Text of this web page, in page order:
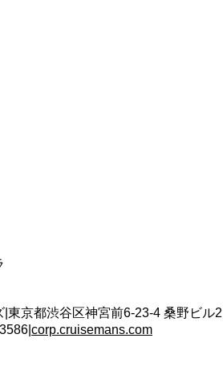
東京都渋谷区神宮前6-23-4 桑野ビル2
corp.cruisemans.com